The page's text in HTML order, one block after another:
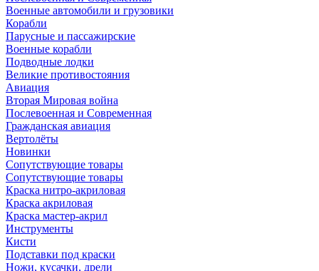
Военные автомобили и грузовики
Корабли
Парусные и пассажирские
Военные корабли
Подводные лодки
Великие противостояния
Авиация
Вторая Мировая война
Послевоенная и Современная
Гражданская авиация
Вертолёты
Новинки
Сопутствующие товары
Сопутствующие товары
Краска нитро-акриловая
Краска акриловая
Краска мастер-акрил
Инструменты
Кисти
Подставки под краски
Ножи, кусачки, дрели